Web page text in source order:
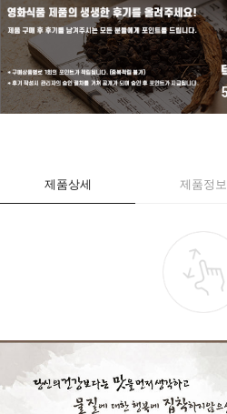
제품상세 제품정보